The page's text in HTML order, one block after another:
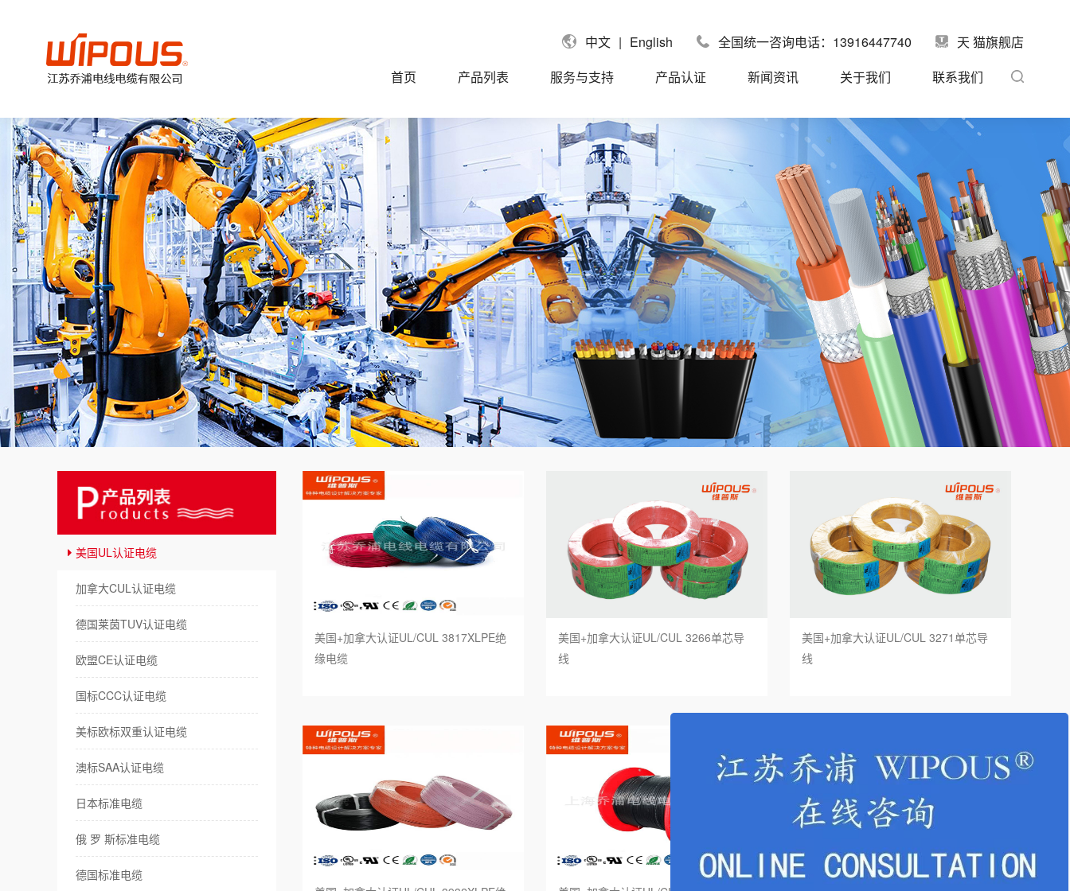
中文 | English 全国统一咨询电话：13916447740
天 猫旗舰店
首页
产品列表
美国UL认证电缆
加拿大CUL认证电缆
德国莱茵TUV认证电缆
欧盟CE认证电缆
国标CCC认证电缆
美标欧标双重认证电缆
澳标SAA认证电缆
日本标准电缆
俄 罗 斯标准电缆
德国标准电缆
拖链柔性电缆
机器人电缆
储能电缆
耐海水电缆
卷筒电缆
伺服系统电缆
传感器电缆
UL758单芯线
UL758信号电缆
UL758控制电缆
UL758动力电缆
UL758聚氨酯PUR/TPU电缆
UL83标准
UL44标准
UL1277标准
UL1424火灾报警电缆
UL拖链柔性电缆
服务与支持 产品认证 新闻资讯 关于我们 联系我们
美国UL认证电缆
加拿大CUL认证电缆
德国莱茵TUV认证电缆
欧盟CE认证电缆
国标CCC认证电缆
美标欧标双重认证电缆
澳标SAA认证电缆
日本标准电缆
俄 罗 斯标准电缆
德国标准电缆
美国+加拿大认证UL/CUL 3817XLPE绝
缘电缆
美国+加拿大认证UL/CUL 3266单芯导
线
美国+加拿大认证UL/CUL 3271单芯导
线